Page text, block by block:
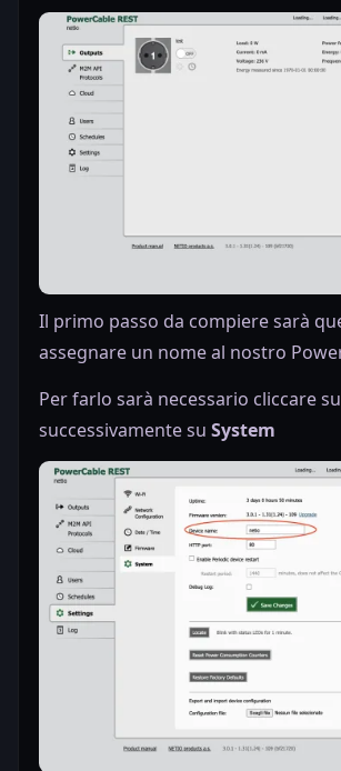
Il primo passo da compiere sarà
assegnare un nome al nostro
Per farlo sarà necessario cliccare su
successivamente su System